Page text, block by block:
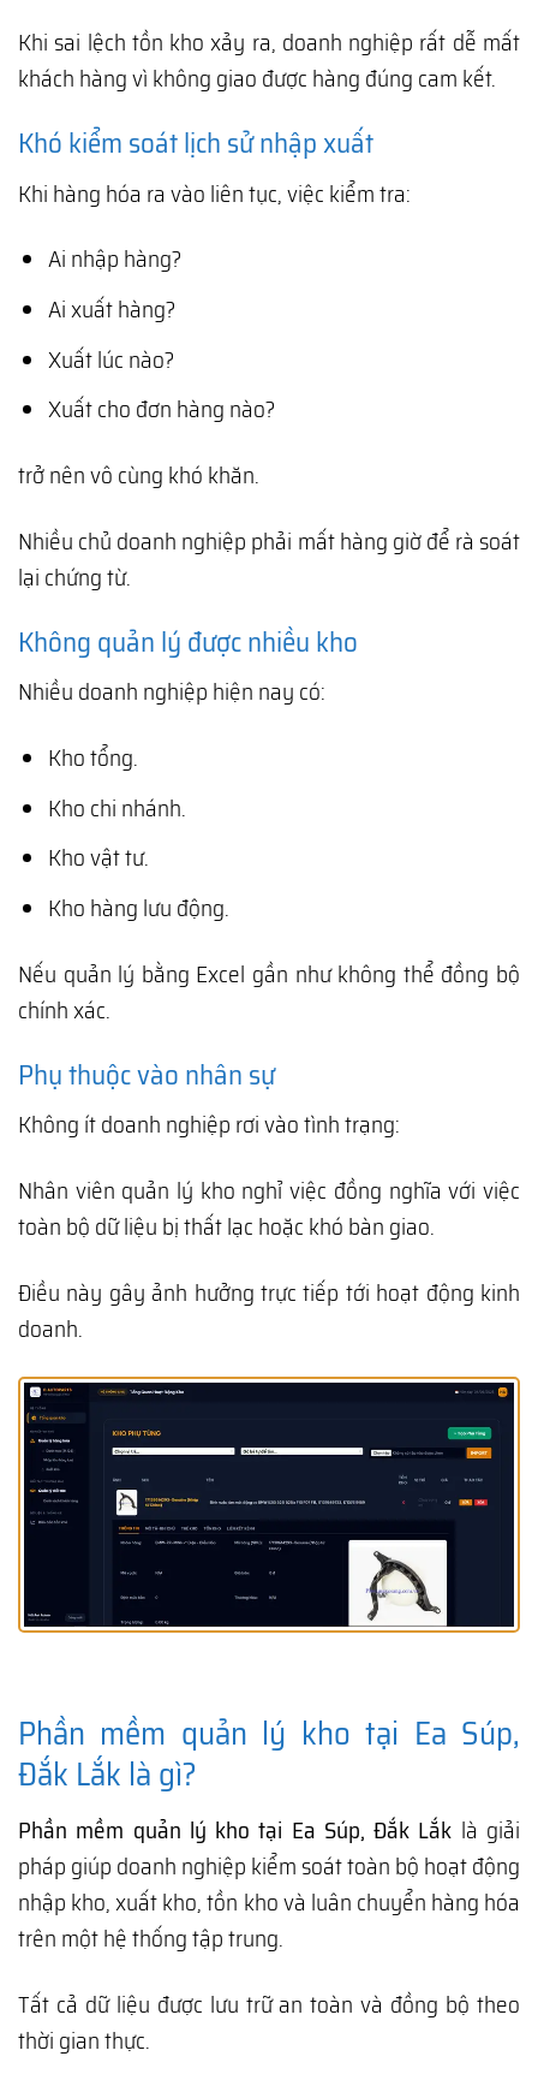
Khi sai lệch tồn kho xảy ra, doanh nghiệp rất dễ mất
khách hàng vì không giao được hàng đúng cam kết.
Khó kiểm soát lịch sử nhập xuất
Khi hàng hóa ra vào liên tục, việc kiểm tra:
Ai nhập hàng?
Ai xuất hàng?
Xuất lúc nào?
Xuất cho đơn hàng nào?
trở nên vô cùng khó khăn.
Nhiều chủ doanh nghiệp phải mất hàng giờ để rà soát
lại chứng từ.
Không quản lý được nhiều kho
Nhiều doanh nghiệp hiện nay có:
Kho tổng.
Kho chi nhánh.
Kho vật tư.
Kho hàng lưu động.
Nếu quản lý bằng Excel gần như không thể đồng bộ
chính xác.
Phụ thuộc vào nhân sự
Không ít doanh nghiệp rơi vào tình trạng:
Nhân viên quản lý kho nghỉ việc đồng nghĩa với việc
toàn bộ dữ liệu bị thất lạc hoặc khó bàn giao.
Điều này gây ảnh hưởng trực tiếp tới hoạt động kinh
doanh.
Phần mềm quản lý kho tại Ea Súp,
Đắk Lắk là gì?
Phần mềm quản lý kho tại Ea Súp, Đắk Lắk là giải
pháp giúp doanh nghiệp kiểm soát toàn bộ hoạt động
nhập kho, xuất kho, tồn kho và luân chuyển hàng hóa
trên một hệ thống tập trung.
Tất cả dữ liệu được lưu trữ an toàn và đồng bộ theo
thời gian thực.